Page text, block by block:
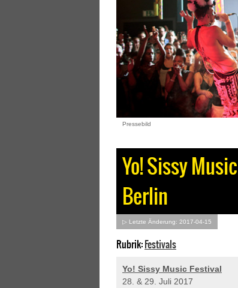
Pressebild
Yo! Sissy
Berlin
▷ Letzte Änderung: 2017-04-15
Rubrik:Festivals
Yo! Sissy Music Festival
28. & 29. Juli 2017